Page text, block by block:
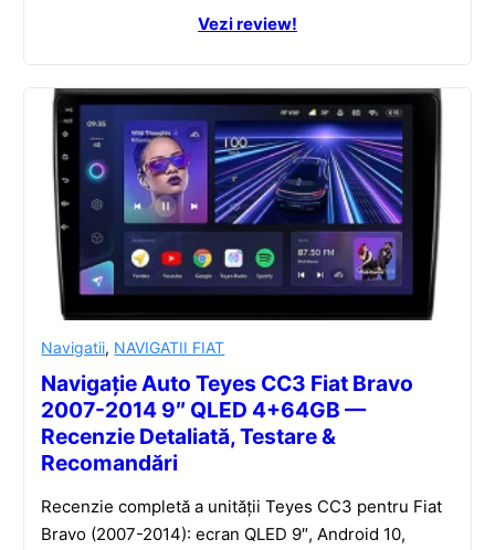
Vezi review!
Navigatii, NAVIGATII FIAT
Navigație Auto Teyes CC3 Fiat Bravo
2007-2014 9″ QLED 4+64GB —
Recenzie Detaliată, Testare &
Recomandări
Recenzie completă a unității Teyes CC3 pentru Fiat
Bravo (2007-2014): ecran QLED 9″, Android 10,